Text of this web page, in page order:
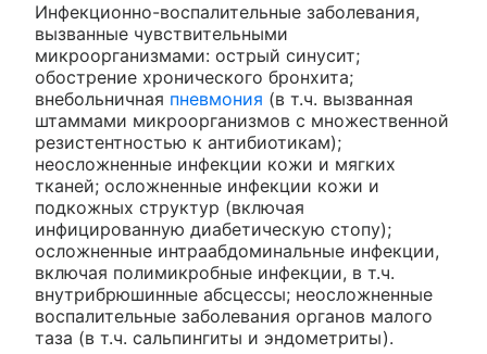
Инфекционно-воспалительные заболевания,
вызванные чувствительными
микроорганизмами: острый синусит;
обострение хронического бронхита;
внебольничная пневмония (в т.ч. вызванная
штаммами микроорганизмов с множественной
резистентностью к антибиотикам);
неосложненные инфекции кожи и мягких
тканей; осложненные инфекции кожи и
подкожных структур (включая
инфицированную диабетическую стопу);
осложненные интраабдоминальные инфекции,
включая полимикробные инфекции, в т.ч.
внутрибрюшинные абсцессы; неосложненные
воспалительные заболевания органов малого
таза (в т.ч. сальпингиты и эндометриты).